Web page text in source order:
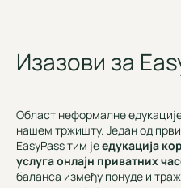
Изазови за
Област неформалне
нашем тржишту. Један од
EasyPass тим јеедукација
услуга онлајн приватних
баланса између понуде и